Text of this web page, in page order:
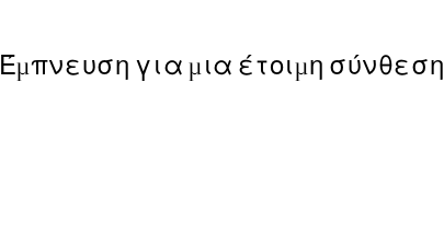
Έμπνευση για μια έτοιμη σύνθεση